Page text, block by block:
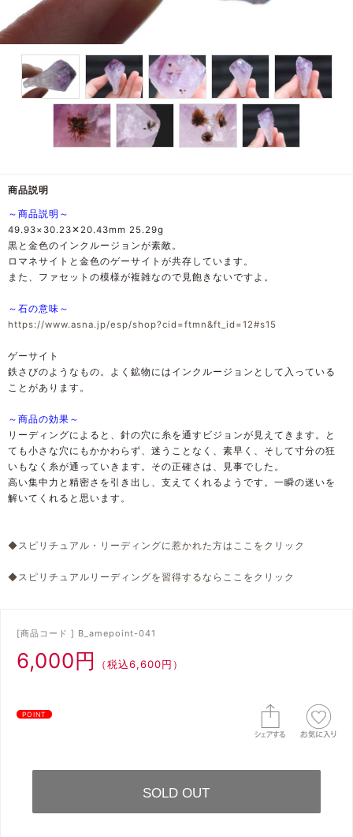
商品説明
～商品説明～
49.93×30.23✕20.43mm 25.29g
黒と金色のインクルージョンが素敵。
ロマネサイトと金色のゲーサイトが共存しています。
また、ファセットの模様が複雑なので見飽きないですよ。
～石の意味～
https://www.asna.jp/esp/shop?cid=ftmn&ft_id=12#s15
ゲーサイト
鉄さびのようなもの。よく鉱物にはインクルージョンとして入っている
ことがあります。
～商品の効果～
リーディングによると、針の穴に糸を通すビジョンが見えてきます。と
ても小さな穴にもかかわらず、迷うことなく、素早く、そして寸分の狂
いもなく糸が通っていきます。その正確さは、見事でした。
高い集中力と精密さを引き出し、支えてくれるようです。一瞬の迷いを
解いてくれると思います。
◆スピリチュアル・リーディングに惹かれた方はここをクリック
◆スピリチュアルリーディングを習得するならここをクリック
[商品コード ] B_amepoint-041
6,000円 （税込6,600円）
POINT